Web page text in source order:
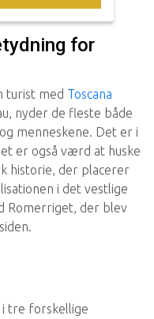
for
turist med Toscana
nyder de fleste både
menneskene. Det er i
er også værd at huske
historie, der placerer
i det vestlige
Romerriget, der blev
i tre forskellige